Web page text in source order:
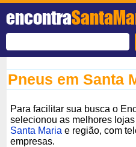
encontra
Pneus em Santa
Para facilitar sua busca o
selecionou as melhores
Santa Maria e região, com
empresas.